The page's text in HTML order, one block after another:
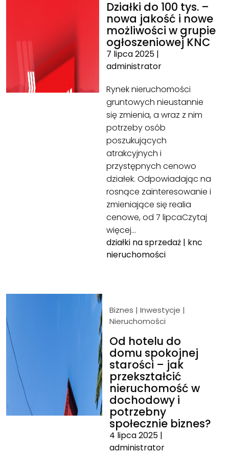
Działki do 100 tys. –
nowa jakość i nowe
możliwości w grupie
ogłoszeniowej KNC
7 lipca 2025|
administrator
Rynek nieruchomości
gruntowych nieustannie
się zmienia, a wraz z nim
potrzeby osób
poszukujących
atrakcyjnych i
przystępnych cenowo
działek. Odpowiadając na
rosnące zainteresowanie i
zmieniające się realia
cenowe, od 7 lipcaCzytaj
więcej…
działki na sprzedaż| knc
nieruchomości
Biznes | Inwestycje |
Nieruchomości
Od hotelu do
domu spokojnej
starości – jak
przekształcić
nieruchomość w
dochodowy i
potrzebny
społecznie biznes?
4 lipca 2025|
administrator